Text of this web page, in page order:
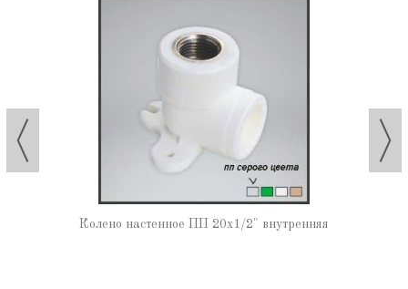
Колено настенное ПП 20х1/2" внутренняя